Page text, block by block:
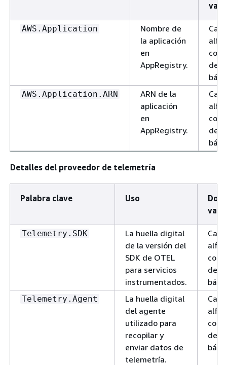
AWS.Application
Nombre de
la aplicación
en
AppRegistry.
con
AWS.Application.ARN
ARN de la
aplicación
en
AppRegistry.
con
Detalles del proveedor de telemetría
Palabra clave Uso
Telemetry.SDK
La huella digital
de la versión del
SDK de OTEL
para servicios
instrumentados.
con
Telemetry.Agent
La huella digital
del agente
utilizado para
recopilar y
enviar datos de
telemetría.
con